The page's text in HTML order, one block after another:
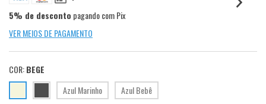
5% de desconto pagando com Pix
VER MEIOS DE PAGAMENTO
COR:BEGE
Azul Marinho
Azul Bebê